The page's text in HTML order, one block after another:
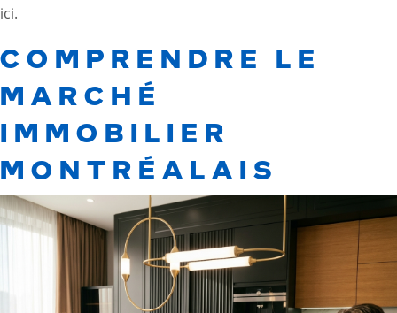
ici.
COMPRENDRE LE
MARCHÉ
IMMOBILIER
MONTRÉALAIS